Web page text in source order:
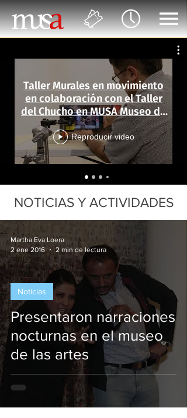
Taller Murales en movimiento
en colaboración con el Taller
del Chucho en MUSA Museo de
las Artes
Reproducir video
NOTICIAS Y ACTIVIDADES
Presentaron narraciones
nocturnas en el museo
de las artes
Noticias
Martha Eva Loera
2 ene 2016
2 min de lectura